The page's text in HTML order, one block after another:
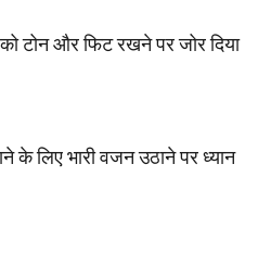
टोन और फिट रखने पर जोर दिया
के लिए भारी वजन उठाने पर ध्यान